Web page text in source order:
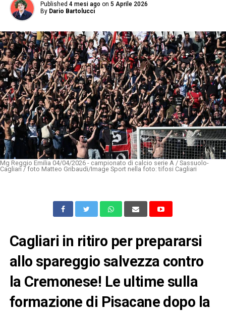
Published 4 mesi ago on 5 Aprile 2026
By Dario Bartolucci
Mg Reggio Emilia 04/04/2026 - campionato di calcio serie A / Sassuolo-
Cagliari / foto Matteo Gribaudi/Image Sport nella foto: tifosi Cagliari
Cagliari in ritiro per prepararsi
allo spareggio salvezza contro
la Cremonese! Le ultime sulla
formazione di Pisacane dopo la